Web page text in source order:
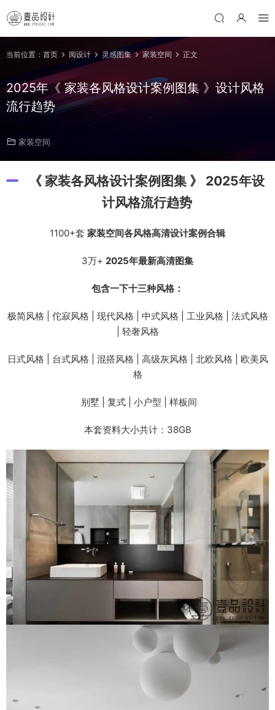
当前位置： 首页 阅设计 灵感图集 家装空间 正文
2025年《 家装各风格设计案例图集 》设计风格
流行趋势
家装空间
《 家装各风格设计案例图集 》 2025年设
计风格流行趋势
1100+套 家装空间各风格高清设计案例合辑
3万+ 2025年最新高清图集
包含一下十三种风格：
极简风格 | 佗寂风格 | 现代风格 | 中式风格 | 工业风格 | 法式风格
| 轻奢风格
日式风格 | 台式风格 | 混搭风格 | 高级灰风格 | 北欧风格 | 欧美风
格
别墅 | 复式 | 小户型 | 样板间
本套资料大小共计：38GB